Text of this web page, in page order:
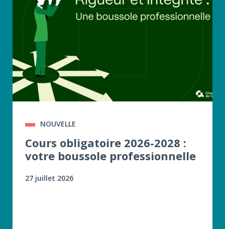
NOUVELLE
Cours obligatoire 2026-2028 :
votre boussole professionnelle
27 juillet 2026